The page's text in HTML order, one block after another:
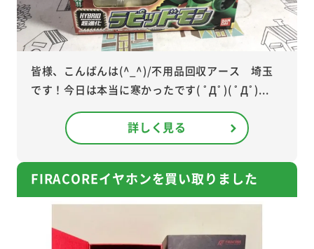
皆様、こんばんは(^_^)/不用品回収アース 埼玉
です！今日は本当に寒かったです( ﾟДﾟ)( ﾟДﾟ)...
詳しく見る
FIRACOREイヤホンを買い取りました